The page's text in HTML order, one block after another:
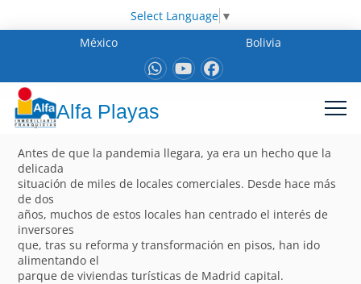
Select Language ▼
México
Bolivia
Alfa Playas
Antes de que la pandemia llegara, ya era un hecho que la
delicada
situación de miles de locales comerciales. Desde hace más
de dos
años, muchos de estos locales han centrado el interés de
inversores
que, tras su reforma y transformación en pisos, han ido
alimentando el
parque de viviendas turísticas de Madrid capital.